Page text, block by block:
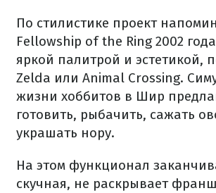
По стилистике проект
Fellowship of the Ring 2002
яркой палитрой и эстетикой,
Zelda или Animal Crossing.
жизни хоббитов в Шир
готовить, рыбачить, сажать
украшать нору.
На этом функционал
скучная, не раскрывает